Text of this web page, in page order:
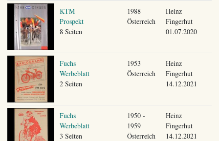
KTM
Prospekt
8 Seiten
1988
Österreich
Heinz
Fingerhut
01.07.2020
Fuchs
Werbeblatt
2 Seiten
1953
Österreich
Heinz
Fingerhut
14.12.2021
Fuchs
Werbeblatt
3 Seiten
1950 -
1959
Österreich
Heinz
Fingerhut
14.12.2021